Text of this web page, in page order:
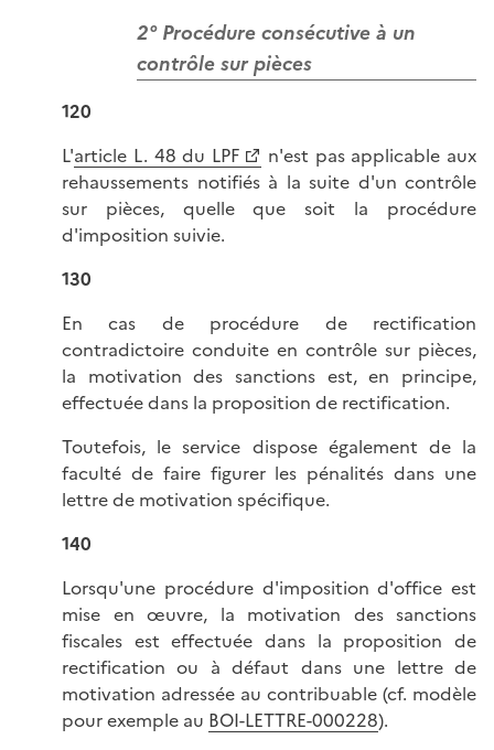
2° Procédure consécutive à un
contrôle sur pièces
120
L'article L. 48 du LPF
n'est pas applicable aux
rehaussements notifiés à la suite d'un contrôle
sur pièces, quelle que soit la procédure
d'imposition suivie.
130
En cas de procédure de rectification
contradictoire conduite en contrôle sur pièces,
la motivation des sanctions est, en principe,
effectuée dans la proposition de rectification.
Toutefois, le service dispose également de la
faculté de faire figurer les pénalités dans une
lettre de motivation spécifique.
140
Lorsqu'une procédure d'imposition d'office est
mise en œuvre, la motivation des sanctions
fiscales est effectuée dans la proposition de
rectification ou à défaut dans une lettre de
motivation adressée au contribuable (cf. modèle
pour exemple au BOI-LETTRE-000228).